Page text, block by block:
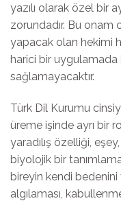
yazılı olarak özel bir
zorundadır. Bu onam
yapacak olan hekimi
harici bir uygulamada
sağlamayacaktır.
Türk Dil Kurumu
üreme işinde ayrı bir
yaradılış özelliği,
biyolojik bir
bireyin kendi
algılaması,